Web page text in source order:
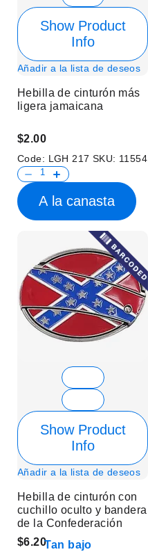
Show Product
Info
Añadir a la lista de deseos
Hebilla de cinturón más
ligera jamaicana
$2.00
Code: LGH 217 SKU: 11554
A la canasta
Show Product
Info
Añadir a la lista de deseos
Hebilla de cinturón con
cuchillo oculto y bandera
de la Confederación
$6.20Tan bajo